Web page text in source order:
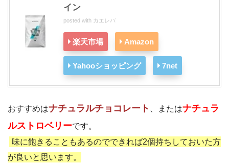
イン
posted with カエレバ
楽天市場 Amazon
Yahooショッピング 7net
おすすめはナチュラルチョコレート 、またはナチュラ
ルストロベリーです。
味に飽きることもあるのでできれば2個持ちしておいた方
が良いと思います。